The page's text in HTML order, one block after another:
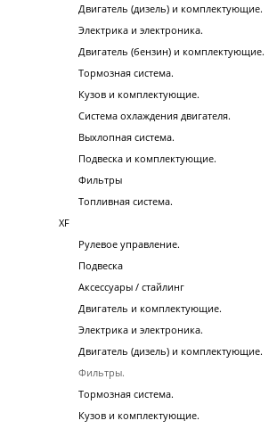
Двигатель (дизель) и комплектующие.
Электрика и электроника.
Двигатель (бензин) и комплектующие.
Тормозная система.
Кузов и комплектующие.
Система охлаждения двигателя.
Выхлопная система.
Подвеска и комплектующие.
Фильтры
Топливная система.
XF
Рулевое управление.
Подвеска
Аксессуары / стайлинг
Двигатель и комплектующие.
Электрика и электроника.
Двигатель (дизель) и комплектующие.
Фильтры.
Тормозная система.
Кузов и комплектующие.